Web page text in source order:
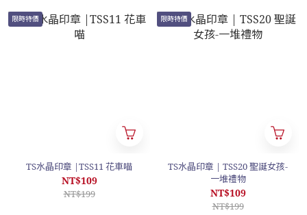
限時特價
TS水晶印章 |TSS11 花車喵
NT$109
NT$199
限時特價
TS水晶印章 | TSS20 聖誕女孩-
一堆禮物
NT$109
NT$199